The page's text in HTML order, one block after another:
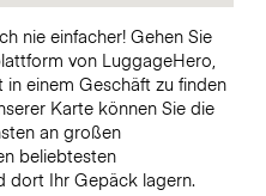
nie einfacher! Gehen Sie
von LuggageHero,
einem Geschäft zu finden
Karte können Sie die
an großen
beliebtesten
dort Ihr Gepäck lagern.